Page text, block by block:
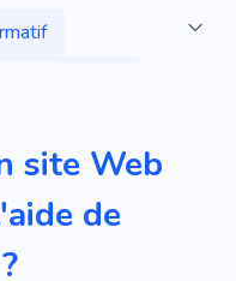
Carte De Visite
site Web
de